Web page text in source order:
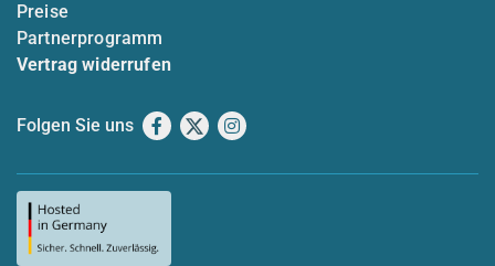
Preise
Partnerprogramm
Vertrag widerrufen
Folgen Sie uns Facebook
X Instagram